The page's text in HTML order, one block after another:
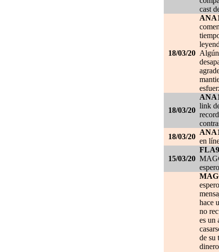
cast
18/03/20
18/03/20
link
18/03/20
en
15/03/20
hace
no
es un
de su